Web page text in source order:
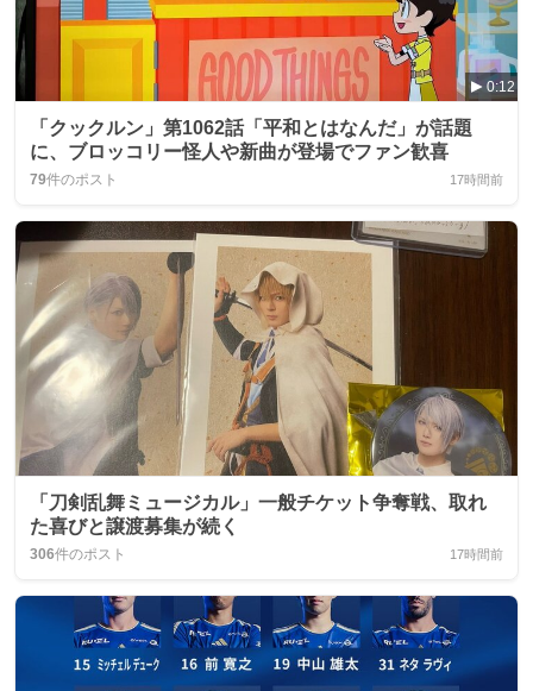
0:12
「クックルン」第1062話「平和とはなんだ」が話題
に、ブロッコリー怪人や新曲が登場でファン歓喜
79件のポスト 17時間前
「刀剣乱舞ミュージカル」一般チケット争奪戦、取れ
た喜びと譲渡募集が続く
306件のポスト 17時間前